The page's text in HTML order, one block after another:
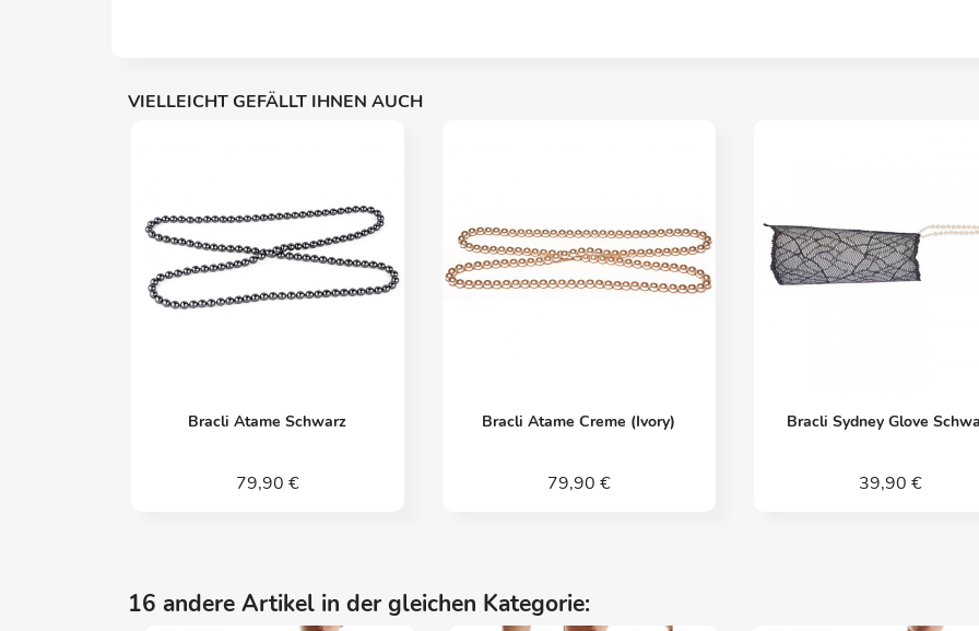
VIELLEICHT GEFÄLLT IHNEN AUCH
Vorschau
Bracli Atame Schwarz
79,90 €
Vorschau
Bracli Atame Creme (Ivory)
79,90 €
Vorschau
Bracli Sydney Glove
39,90 €
16 andere Artikel in der gleichen Kategorie: